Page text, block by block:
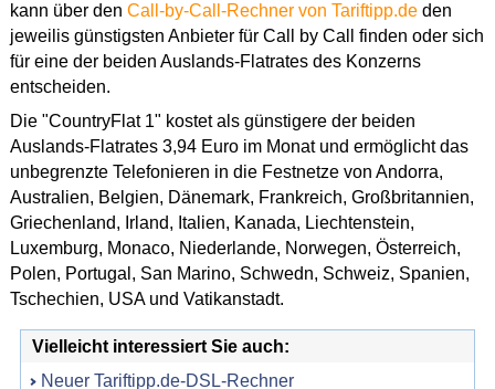
kann über den Call-by-Call-Rechner von Tariftipp.deden
jeweilis günstigsten Anbieter für Call by Call finden oder sich
für eine der beiden Auslands-Flatrates des Konzerns
entscheiden.
Die "CountryFlat 1" kostet als günstigere der beiden
Auslands-Flatrates 3,94 Euro im Monat und ermöglicht das
unbegrenzte Telefonieren in die Festnetze von Andorra,
Australien, Belgien, Dänemark, Frankreich, Großbritannien,
Griechenland, Irland, Italien, Kanada, Liechtenstein,
Luxemburg, Monaco, Niederlande, Norwegen, Österreich,
Polen, Portugal, San Marino, Schwedn, Schweiz, Spanien,
Tschechien, USA und Vatikanstadt.
Vielleicht interessiert Sie auch:
Neuer Tariftipp.de-DSL-Rechner